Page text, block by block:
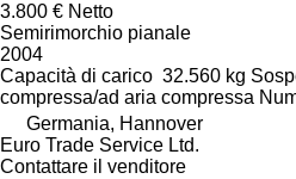
3.800 € Netto
Semirimorchio pianale
2004
Capacità di carico 32.560 kg
compressa/ad aria compressa
Germania, Hannover
Euro Trade Service Ltd.
Contattare il venditore